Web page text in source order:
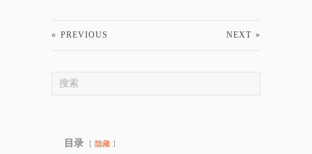
« PREVIOUS NEXT »
目录 隐藏